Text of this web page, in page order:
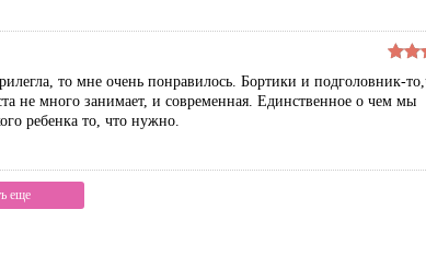
то мне очень понравилось. Бортики и подголовник-
не много занимает, и современная. Единственное о чем мы
ребенка то, что нужно.
еще